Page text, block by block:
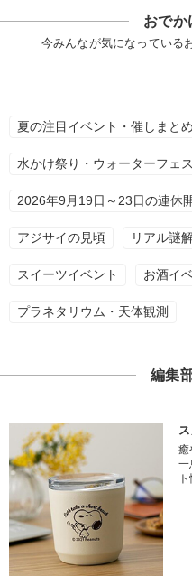
おでか
今みんなが気になっている
夏の注目イベント・催しまとめ
水かけ祭り・ウォーターフェス
2026年9月19日～23日の連休
アジサイの見頃 リアル謎
スイーツイベント お酒イ
プラネタリウム・天体観測
編集
癒
一